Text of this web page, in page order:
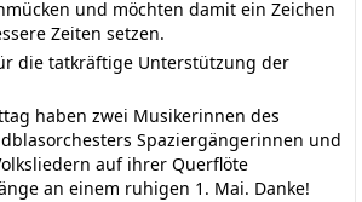
und möchten damit ein Zeichen
Zeiten setzen.
die tatkräftige Unterstützung der
haben zwei Musikerinnen des
Spaziergängerinnen und
auf ihrer Querflöte
an einem ruhigen 1. Mai. Danke!